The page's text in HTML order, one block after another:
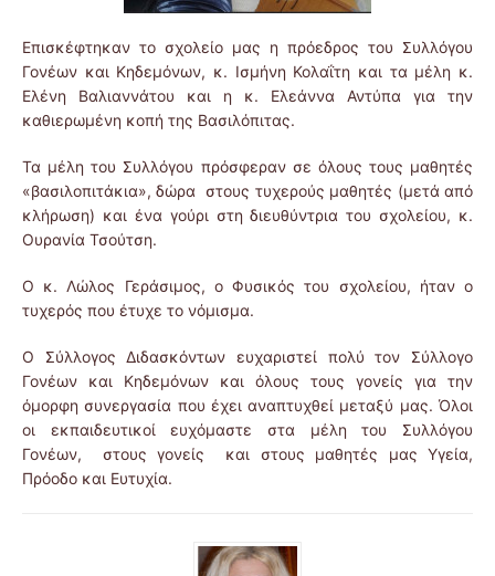
Επισκέφτηκαν το σχολείο μας η πρόεδρος του Συλλόγου
Γονέων και Κηδεμόνων, κ. Ισμήνη Κολαΐτη και τα μέλη κ.
Ελένη Βαλιαννάτου και η κ. Ελεάννα Αντύπα για την
καθιερωμένη κοπή της Βασιλόπιτας.
Τα μέλη του Συλλόγου πρόσφεραν σε όλους τους μαθητές
«βασιλοπιτάκια», δώρα στους τυχερούς μαθητές (μετά από
κλήρωση) και ένα γούρι στη διευθύντρια του σχολείου, κ.
Ουρανία Τσούτση.
Ο κ. Λώλος Γεράσιμος, ο Φυσικός του σχολείου, ήταν ο
τυχερός που έτυχε το νόμισμα.
Ο Σύλλογος Διδασκόντων ευχαριστεί πολύ τον Σύλλογο
Γονέων και Κηδεμόνων και όλους τους γονείς για την
όμορφη συνεργασία που έχει αναπτυχθεί μεταξύ μας. Όλοι
οι εκπαιδευτικοί ευχόμαστε στα μέλη του Συλλόγου
Γονέων, στους γονείς και στους μαθητές μας Υγεία,
Πρόοδο και Ευτυχία.